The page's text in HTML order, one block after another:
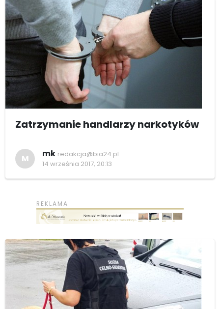
Zatrzymanie handlarzy narkotyków
M mk redakcja@bia24.pl
14 września 2017, 20:13